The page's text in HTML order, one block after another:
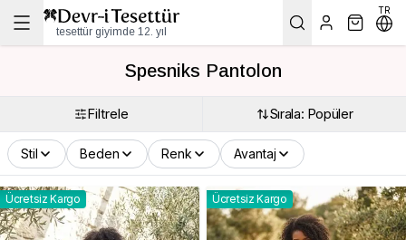
tesettür giyimde 12. yıl
TR
Spesniks Pantolon
Filtrele Sırala: Popüler
Stil Beden Renk Avantaj
Ücretsiz Kargo Ücretsiz Kargo